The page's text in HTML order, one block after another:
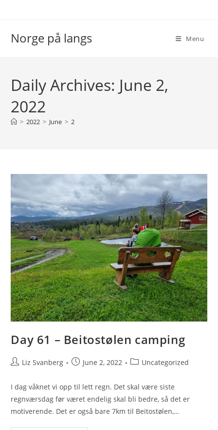
Norge på langs Menu
Daily Archives: June 2,
2022
> 2022 > June > 2
Day 61 – Beitostølen camping
PostLiz Svanberg
PostJune 2, 2022
PostUncategorized
I dag våknet vi opp til lett regn. Det skal være siste
regnværsdag før været endelig skal bli bedre, så det er
motiverende. Det er også bare 7km til Beitostølen,…